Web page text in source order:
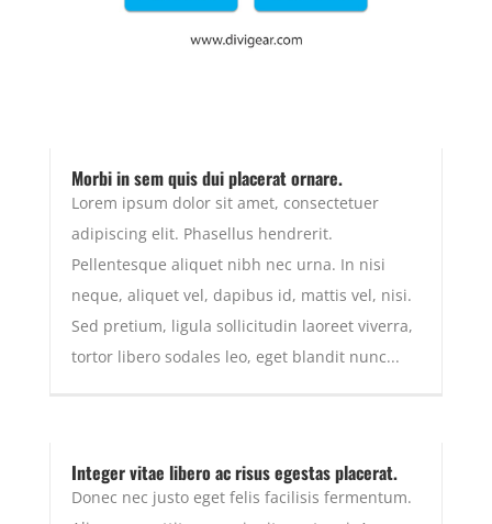
Morbi in sem quis dui placerat ornare.
Lorem ipsum dolor sit amet, consectetuer
adipiscing elit. Phasellus hendrerit.
Pellentesque aliquet nibh nec urna. In nisi
neque, aliquet vel, dapibus id, mattis vel, nisi.
Sed pretium, ligula sollicitudin laoreet viverra,
tortor libero sodales leo, eget blandit nunc...
Integer vitae libero ac risus egestas placerat.
Donec nec justo eget felis facilisis fermentum.